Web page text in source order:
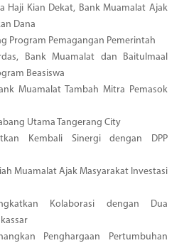
Haji Kian Dekat, Bank Muamalat Ajak
Dana
Program Pemagangan Pemerintah
Bank Muamalat dan Baitulmaal
Beasiswa
Muamalat Tambah Mitra Pemasok
Utama Tangerang City
Kembali Sinergi dengan DPP
Muamalat Ajak Masyarakat Investasi
Kolaborasi dengan Dua
Penghargaan Pertumbuhan